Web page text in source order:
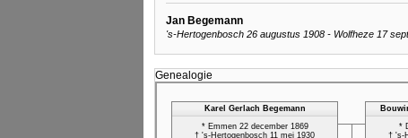
Jan Begemann
's-Hertogenbosch 26 augustus 1908 - Wolfheze 17
Genealogie